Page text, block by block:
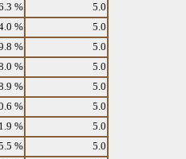
%
5.0
%
5.0
%
5.0
%
5.0
%
5.0
%
5.0
%
5.0
%
5.0